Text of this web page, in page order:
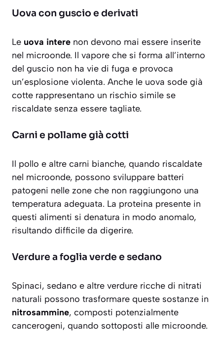
Uova con guscio e derivati
Le uova intere non devono mai essere inserite
nel microonde. Il vapore che si forma all’interno
del guscio non ha vie di fuga e provoca
un’esplosione violenta. Anche le uova sode già
cotte rappresentano un rischio simile se
riscaldate senza essere tagliate.
Carni e pollame già cotti
Il pollo e altre carni bianche, quando riscaldate
nel microonde, possono sviluppare batteri
patogeni nelle zone che non raggiungono una
temperatura adeguata. La proteina presente in
questi alimenti si denatura in modo anomalo,
risultando difficile da digerire.
Verdure a foglia verde e sedano
Spinaci, sedano e altre verdure ricche di nitrati
naturali possono trasformare queste sostanze in
nitrosammine, composti potenzialmente
cancerogeni, quando sottoposti alle microonde.